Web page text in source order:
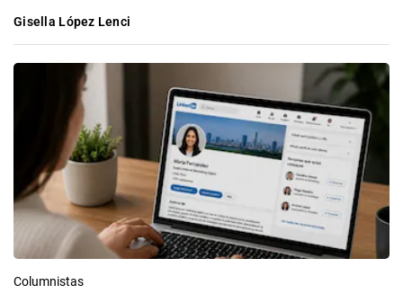
Gisella López Lenci
Columnistas